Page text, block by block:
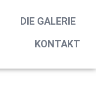
DIE GALERIE
KONTAKT